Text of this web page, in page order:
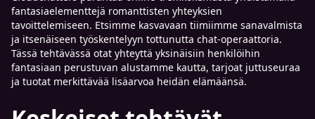
fantasiaelementtejä romanttisten yhteyksien
tavoittelemiseen. Etsimme kasvavaan tiimiimme sanavalmista
ja itsenäiseen työskentelyyn tottunutta chat-operaattoria.
Tässä tehtävässä otat yhteyttä yksinäisiin henkilöihin
fantasiaan perustuvan alustamme kautta, tarjoat juttuseuraa
ja tuotat merkittävää lisäarvoa heidän elämäänsä.